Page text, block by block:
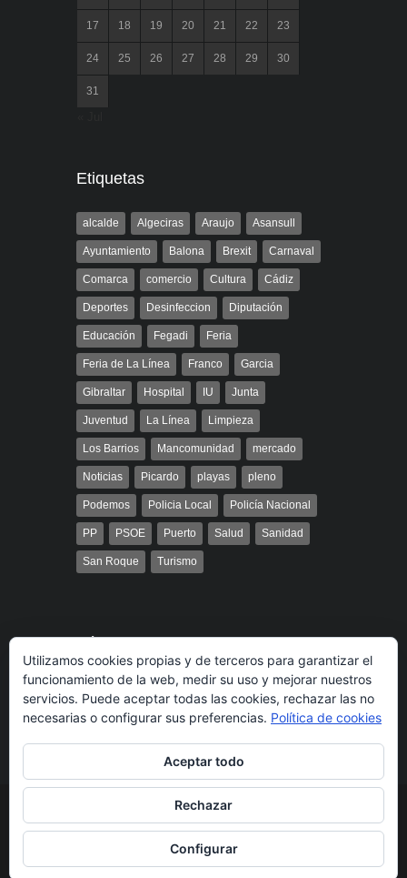
17 18 19 20 21 22 23
24 25 26 27 28 29 30
31
Etiquetas
alcalde Algeciras Araujo Asansull
Ayuntamiento Balona Brexit Carnaval
Comarca comercio Cultura Cádiz
Deportes Desinfeccion Diputación
Educación Fegadi Feria
Feria de La Línea Franco Garcia
Gibraltar Hospital IU Junta
Juventud La Línea Limpieza
Los Barrios Mancomunidad mercado
Noticias Picardo playas pleno
Podemos Policia Local Policía Nacional
PP PSOE Puerto Salud Sanidad
San Roque Turismo
Búsqueda
© 2014 Radio Bahía Gibraltar desarrollado por
Media&Web
Política de cookies
sobre las cookies
Utilizamos cookies propias y de terceros para garantizar el
funcionamiento de la web, medir su uso y mejorar nuestros
servicios. Puede aceptar todas las cookies, rechazar las no
necesarias o configurar sus preferencias. Política de cookies
Aceptar todo
Rechazar
Configurar